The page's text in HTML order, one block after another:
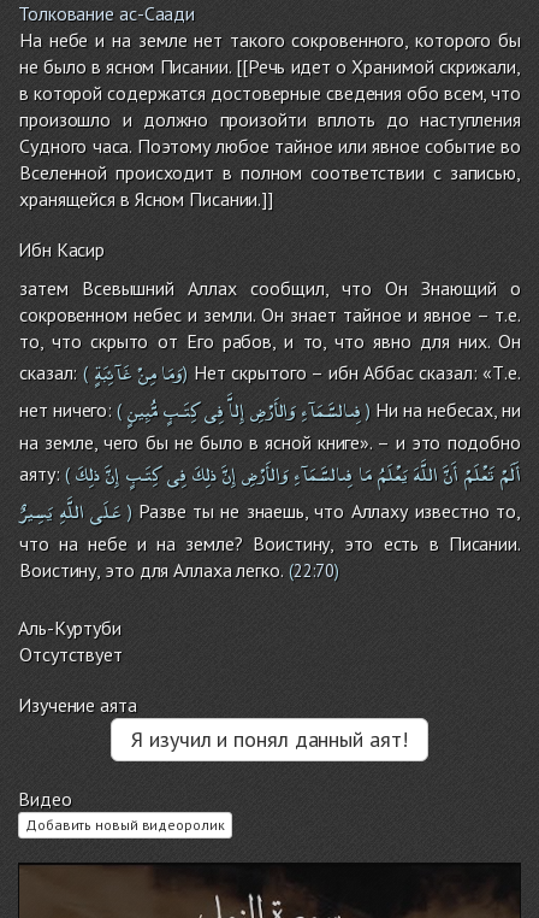
Толкование ас-Саади
На небе и на земле нет такого сокровенного, которого бы
не было в ясном Писании. [[Речь идет о Хранимой скрижали,
в которой содержатся достоверные сведения обо всем, что
произошло и должно произойти вплоть до наступления
Судного часа. Поэтому любое тайное или явное событие во
Вселенной происходит в полном соответствии с записью,
хранящейся в Ясном Писании.]]
Ибн Касир
затем Всевышний Аллах сообщил, что Он Знающий о
сокровенном небес и земли. Он знает тайное и явное – т.е.
то, что скрыто от Его рабов, и то, что явно для них. Он
сказал: ( وَمَامِنْغَآئِبَةٍ ) Нет скрытого – ибн Аббас сказал: «Т.е.
нет ничего: ( فِىالسَّمَآءِوَالأَرْضِإِلاَّفِىكِتَـبٍمُّبِينٍ )Ни на небесах, ни
на земле, чего бы не было в ясной книге». – и это подобно
аяту:( أَلَمْتَعْلَمْأَنَّاللَّهَيَعْلَمُمَافِىالسَّمَآءِوَالأَرْضِإِنَّذلِكَفِىكِتَـبٍإِنَّذلِكَ
عَلَىاللَّهِيَسِيرٌ )Разве ты не знаешь, что Аллаху известно то,
что на небе и на земле? Воистину, это есть в Писании.
Воистину, это для Аллаха легко.(22:70)
Аль-Куртуби
Отсутствует
Изучение аята
Я изучил и понял данный аят!
Видео
Добавить новый видеоролик